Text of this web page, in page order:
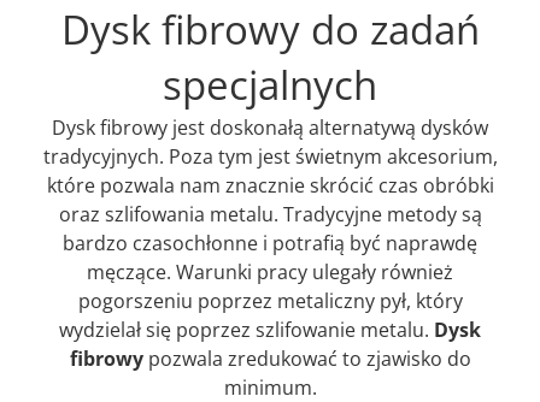
Dysk fibrowy do zadań
specjalnych
Dysk fibrowy jest doskonałą alternatywą dysków
tradycyjnych. Poza tym jest świetnym akcesorium,
które pozwala nam znacznie skrócić czas obróbki
oraz szlifowania metalu. Tradycyjne metody są
bardzo czasochłonne i potrafią być naprawdę
męczące. Warunki pracy ulegały również
pogorszeniu poprzez metaliczny pył, który
wydzielał się poprzez szlifowanie metalu. Dysk
fibrowypozwala zredukować to zjawisko do
minimum.